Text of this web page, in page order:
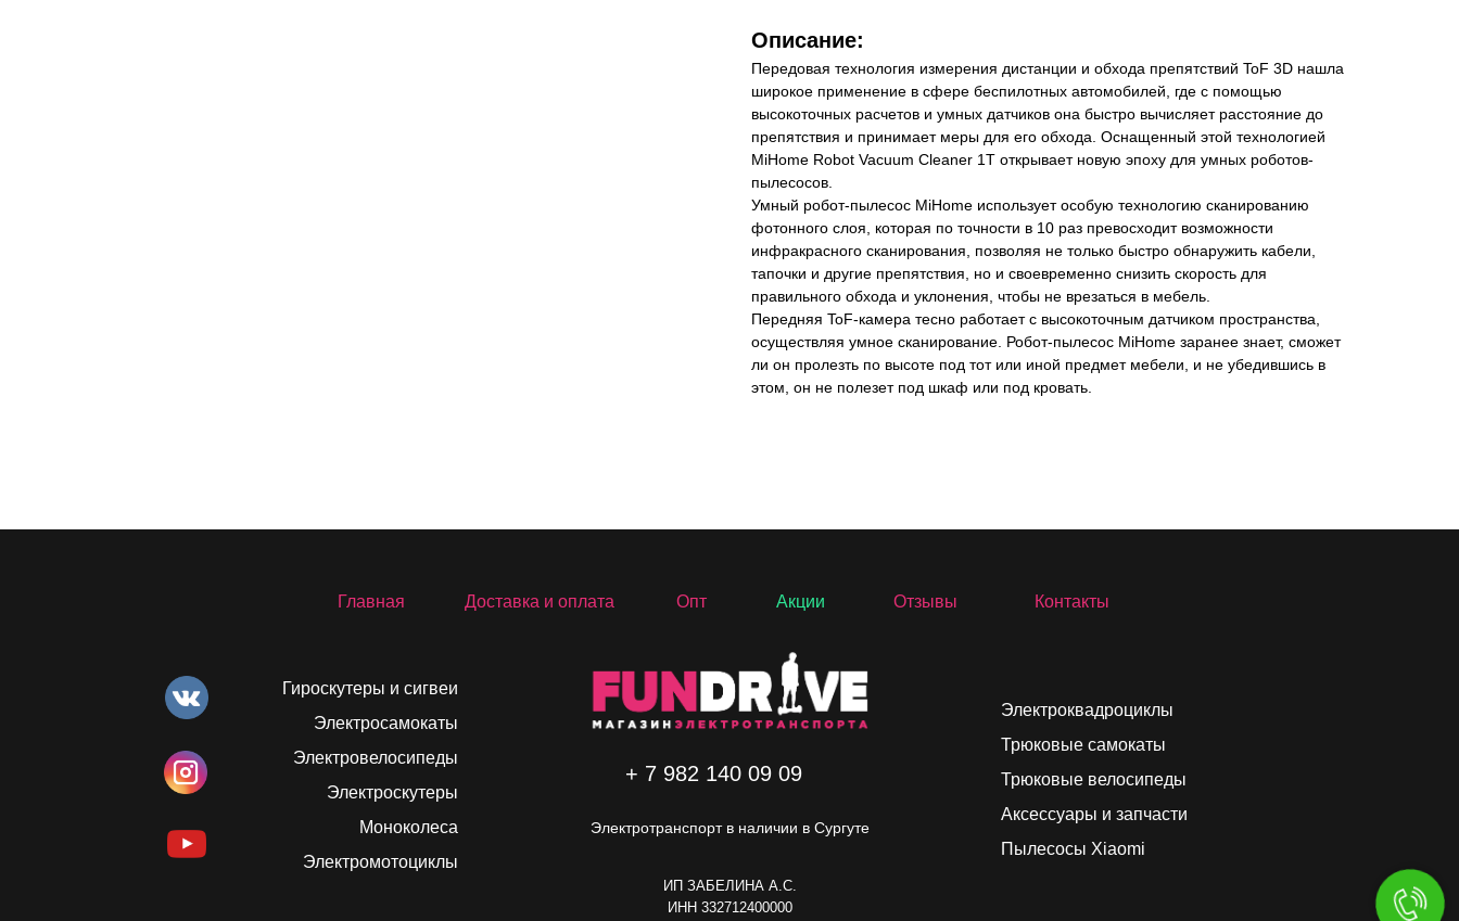
Описание:
Передовая технология измерения дистанции и обхода препятствий ToF 3D нашла
широкое применение в сфере беспилотных автомобилей, где с помощью
высокоточных расчетов и умных датчиков она быстро вычисляет расстояние до
препятствия и принимает меры для его обхода. Оснащенный этой технологией
MiHome Robot Vacuum Cleaner 1T открывает новую эпоху для умных роботов-
пылесосов.
Умный робот-пылесос MiHome использует особую технологию сканированию
фотонного слоя, которая по точности в 10 раз превосходит возможности
инфракрасного сканирования, позволяя не только быстро обнаружить кабели,
тапочки и другие препятствия, но и своевременно снизить скорость для
правильного обхода и уклонения, чтобы не врезаться в мебель.
Передняя ToF-камера тесно работает с высокоточным датчиком пространства,
осуществляя умное сканирование. Робот-пылесос MiHome заранее знает, сможет
ли он пролезть по высоте под тот или иной предмет мебели, и не убедившись в
этом, он не полезет под шкаф или под кровать.
Гироскутеры и сигвеи
Электросамокаты
Электровелосипеды
Электроскутеры
Моноколеса
Электромотоциклы
Электроквадроциклы
Трюковые самокаты
Трюковые велосипеды
Аксессуары и запчасти
Пылесосы Xiaomi
Главная Доставка и оплата Опт Отзывы
Акции Контакты
+ 7 982 140 09 09
Электротранспорт в наличии в Сургуте
ИП ЗАБЕЛИНА А.C.
ИНН 332712400000